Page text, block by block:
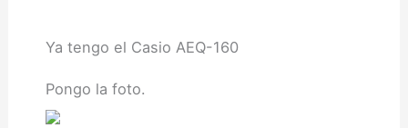
Ya tengo el Casio AEQ-160
Pongo la foto.